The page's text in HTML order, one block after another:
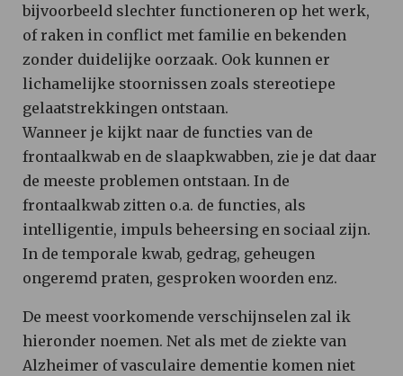
bijvoorbeeld slechter functioneren op het werk,
of raken in conflict met familie en bekenden
zonder duidelijke oorzaak. Ook kunnen er
lichamelijke stoornissen zoals stereotiepe
gelaatstrekkingen ontstaan.
Wanneer je kijkt naar de functies van de
frontaalkwab en de slaapkwabben, zie je dat daar
de meeste problemen ontstaan. In de
frontaalkwab zitten o.a. de functies, als
intelligentie, impuls beheersing en sociaal zijn.
In de temporale kwab, gedrag, geheugen
ongeremd praten, gesproken woorden enz.
De meest voorkomende verschijnselen zal ik
hieronder noemen. Net als met de ziekte van
Alzheimer of vasculaire dementie komen niet